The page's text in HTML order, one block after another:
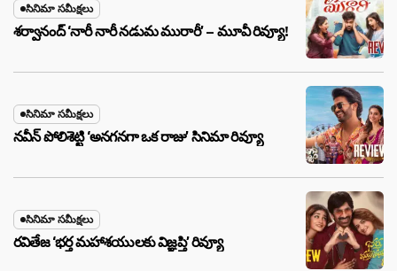
సినిమా సమీక్షలు
శర్వానంద్ ‘నారీ నారీ నడుమ మురారీ’ – మూవీ రివ్యూ!
సినిమా సమీక్షలు
నవీన్ పోలిశెట్టి ‘అనగనగా ఒక రాజు’ సినిమా రివ్యూ
సినిమా సమీక్షలు
రవితేజ ‘భర్త మహాశయులకు విజ్ఞప్తి’ రివ్యూ